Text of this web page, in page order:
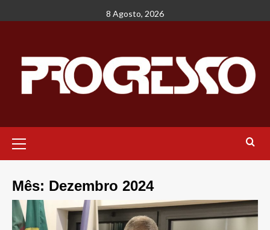
para
8 Agosto, 2026
principal
Mês: Dezembro 2024